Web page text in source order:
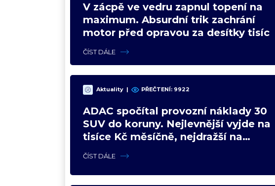
V zácpě ve vedru zapnul topení na
maximum. Absurdní trik zachrání
motor před opravou za desítky tisíc
ČÍST DÁLE
Aktuality | PŘEČTENÍ: 9922
ADAC spočítal provozní náklady 30
SUV do koruny. Nejlevnější vyjde na
tisíce Kč měsíčně, nejdražší na
trojnásobek
ČÍST DÁLE